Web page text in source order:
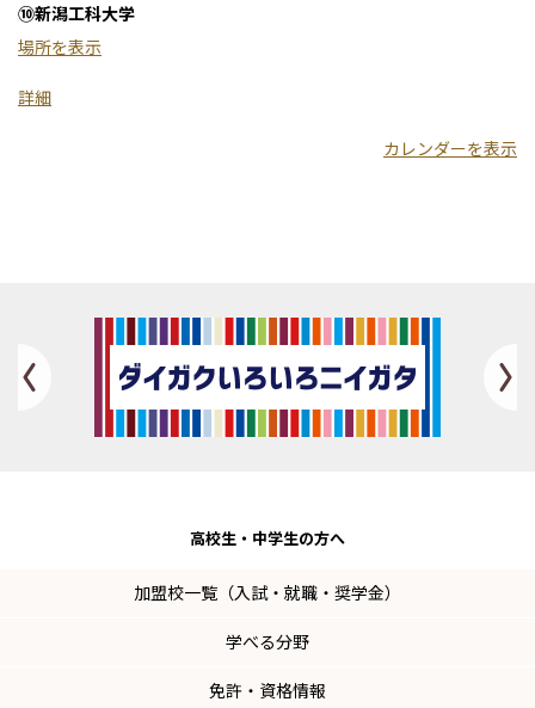
科
大
学
⑩新潟工科大学
場所を表示
詳細
カレンダーを表示
Previous
高校生・ 中学生の方へ
加盟校一覧（入試・就職・奨学金）
学べる分野
免許・資格情報